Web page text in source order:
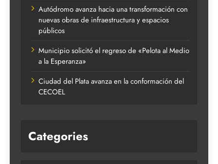
Autódromo avanza hacia una transformación con
nuevas obras de infraestructura y espacios
públicos
Municipio solicitó el regreso de «Pelota al Medio
a la Esperanza»
Ciudad del Plata avanza en la conformación del
CECOEL
Categories